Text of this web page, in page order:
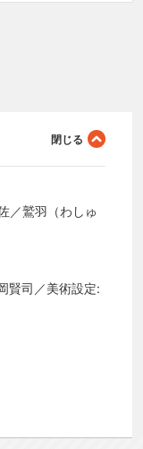
／鷲羽（わしゅ
賢司／美術設定: